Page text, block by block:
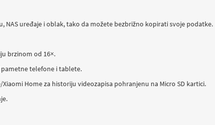
NAS uređaje i oblak, tako da možete bezbrižno kopirati svoje podatke.
brzinom od 16×.
telefone i tablete.
Home za historiju videozapisa pohranjenu na Micro SD kartici.